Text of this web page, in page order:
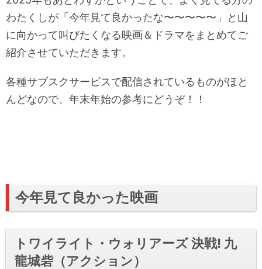
わたくしが「今年見て良かったな〜〜〜〜〜」と山
に向かって叫びたくなる映画＆ドラマをまとめてご
紹介させていただきます。
各種サブスクサービスで配信されているものがほと
んどなので、年末年始の参考にどうぞ！！
今年見て良かった映画
トワイライト・ウォリアーズ 決戦! 九
龍城砦（アクション）